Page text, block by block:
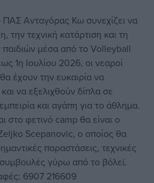
ΠΑΣ Ανταγόρας Κω συνεχίζει να
την τεχνική κατάρτιση και τη
μέσα από το Volleyball
1η Ιουλίου 2026, οι νεαροί
έχουν την ευκαιρία να
να εξελιχθούν δίπλα σε
και αγάπη για το άθλημα.
στο φετινό camp θα είναι ο
Scepanovic, ο οποίος θα
παραστάσεις, τεχνικές
γύρω από το βόλεϊ.
6907 216609